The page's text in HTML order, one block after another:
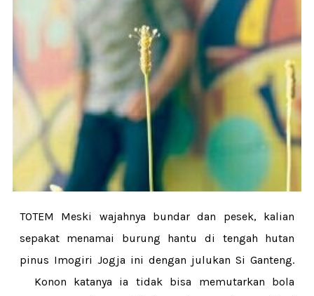
TOTEM Meski wajahnya bundar dan pesek, kalian
sepakat menamai burung hantu di tengah hutan
pinus Imogiri Jogja ini dengan julukan Si Ganteng.
Konon katanya ia tidak bisa memutarkan bola